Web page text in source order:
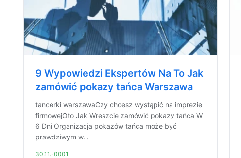
9 Wypowiedzi Ekspertów Na To Jak
zamówić pokazy tańca Warszawa
tancerki warszawaCzy chcesz wystąpić na imprezie
firmowejOto Jak Wreszcie zamówić pokazy tańca W
6 Dni Organizacja pokazów tańca może być
prawdziwym w...
30.11.-0001